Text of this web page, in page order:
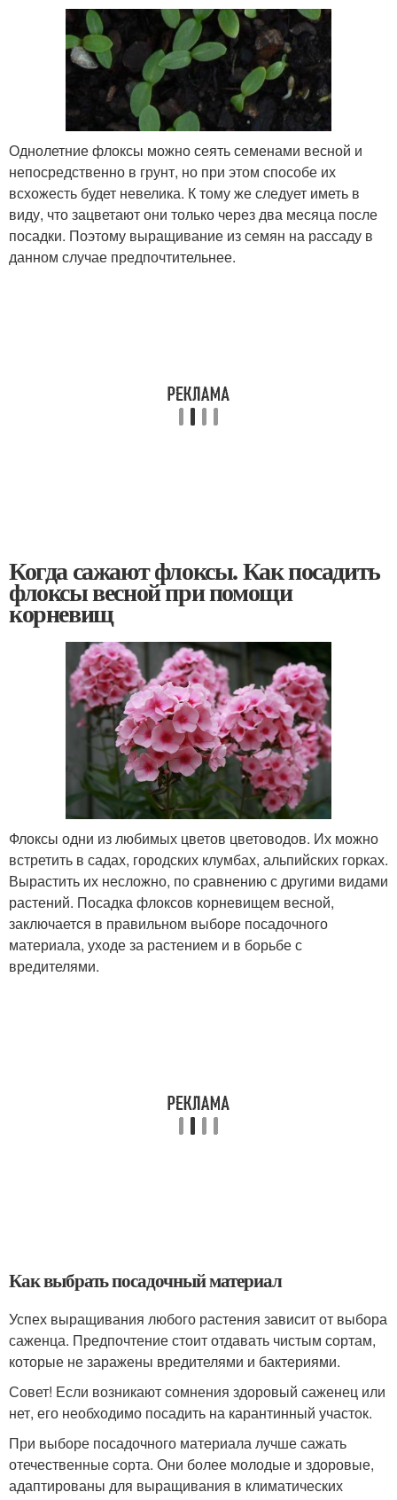
Однолетние флоксы можно сеять семенами весной и
непосредственно в грунт, но при этом способе их
всхожесть будет невелика. К тому же следует иметь в
виду, что зацветают они только через два месяца после
посадки. Поэтому выращивание из семян на рассаду в
данном случае предпочтительнее.
Когда сажают флоксы. Как посадить
флоксы весной при помощи
корневищ
Флоксы одни из любимых цветов цветоводов. Их можно
встретить в садах, городских клумбах, альпийских горках.
Вырастить их несложно, по сравнению с другими видами
растений. Посадка флоксов корневищем весной,
заключается в правильном выборе посадочного
материала, уходе за растением и в борьбе с
вредителями.
Как выбрать посадочный материал
Успех выращивания любого растения зависит от выбора
саженца. Предпочтение стоит отдавать чистым сортам,
которые не заражены вредителями и бактериями.
Совет! Если возникают сомнения здоровый саженец или
нет, его необходимо посадить на карантинный участок.
При выборе посадочного материала лучше сажать
отечественные сорта. Они более молодые и здоровые,
адаптированы для выращивания в климатических